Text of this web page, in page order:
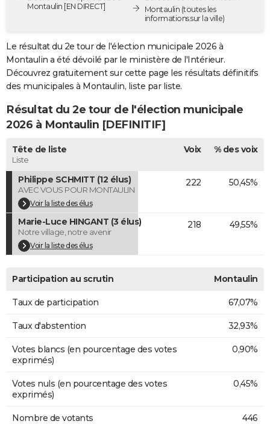
Destinations
City break
Voyage nature
Voyage de noces
Forum
BONS PLANS
CARTE DE VOEUX
Carte de Noël
Carte Bonne année
Carte Saint-Valentin
Carte Pâques
Carte d'anniversaire
DICTIONNAIRE
COPAINS D'AVANT
S'inscrire
Se connecter
Lycées
Collèges
Primaires
Universités
Entreprises
Service militaire
Avis de recherche
AVIS DE DÉCÈS
FORUM
Bricolage
Lifestyle
Culture
Sport
Auto
Television
Voyage
Cinema
Montaulin [EN DIRECT]
Montaulin (toutes les
informations sur la ville)
Le résultat du 2e tour de l'élection municipale 2026 à
Montaulin a été dévoilé par le ministère de l'Intérieur.
Découvrez gratuitement sur cette page les résultats définitifs
des municipales à Montaulin, liste par liste.
Résultat du 2e tour de l'élection municipale
2026 à Montaulin [DEFINITIF]
Tête de liste
Liste
Voix % des voix
Philippe SCHMITT (12 élus)
AVEC VOUS POUR MONTAULIN
Voir la liste des élus
222 50,45%
Marie-Luce HINGANT (3 élus)
Notre village, notre avenir
Voir la liste des élus
218 49,55%
Participation au scrutin Montaulin
Taux de participation 67,07%
Taux d'abstention 32,93%
Votes blancs (en pourcentage des votes
exprimés)
0,90%
Votes nuls (en pourcentage des votes
exprimés)
0,45%
Nombre de votants 446